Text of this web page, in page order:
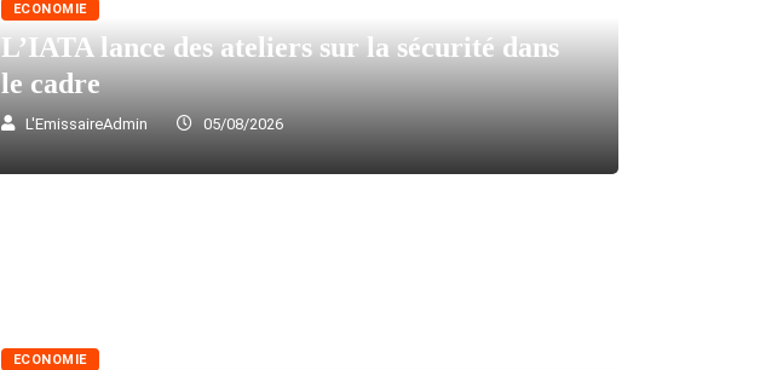
ECONOMIE
L’IATA lance des ateliers sur la sécurité dans
le cadre
L'EmissaireAdmin 05/08/2026
ECONOMIE